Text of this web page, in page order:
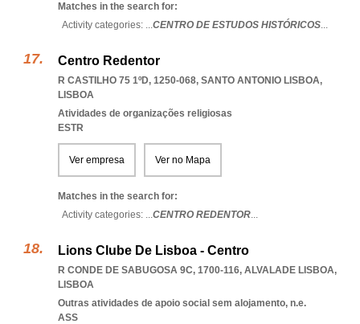
Matches in the search for:
Activity categories: ...CENTRO DE ESTUDOS HISTÓRICOS...
Centro Redentor
R CASTILHO 75 1ºD, 1250-068, SANTO ANTONIO LISBOA,
LISBOA
Atividades de organizações religiosas
ESTR
Ver empresa Ver no Mapa
Matches in the search for:
Activity categories: ...CENTRO REDENTOR...
Lions Clube De Lisboa - Centro
R CONDE DE SABUGOSA 9C, 1700-116, ALVALADE LISBOA,
LISBOA
Outras atividades de apoio social sem alojamento, n.e.
ASS